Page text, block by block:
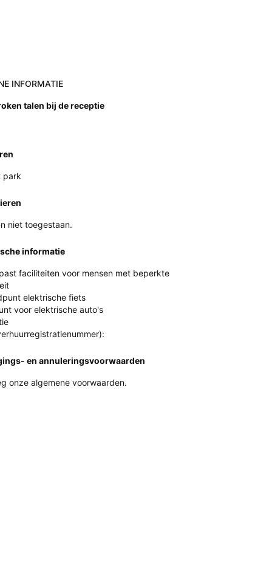
INFORMATIE
talen bij de receptie
park
niet toegestaan.
informatie
faciliteiten voor mensen met beperkte
elektrische fiets
voor elektrische auto's
en annuleringsvoorwaarden
onze algemene voorwaarden.